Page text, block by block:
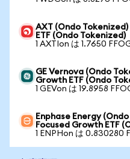
AXT (Ondo
ETF (Ondo Tokenized)
1 AXTIon は 1.7650
GE Vernova (Ondo
Growth ETF (Ondo
1 GEVon は 19.8958
Enphase Energy
Focused Growth ETF
1 ENPHon は 0.830280